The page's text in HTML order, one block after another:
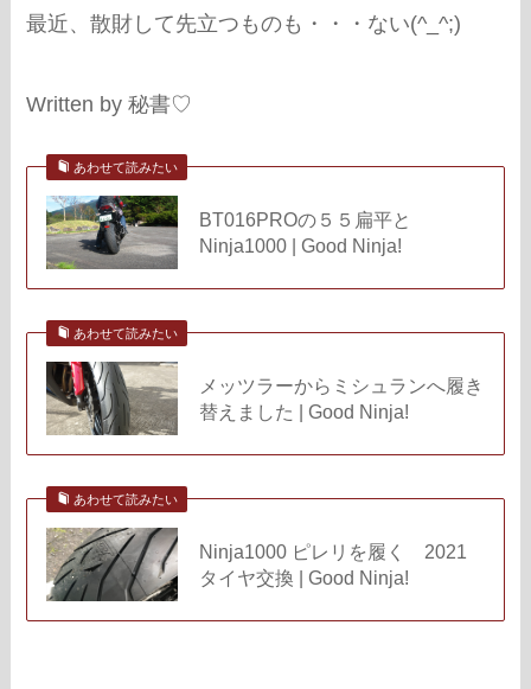
最近、散財して先立つものも・・・ない(^_^;)
Written by 秘書♡
あわせて読みたい
BT016PROの５５扁平と
Ninja1000 | Good Ninja!
あわせて読みたい
メッツラーからミシュランへ履き
替えました | Good Ninja!
あわせて読みたい
Ninja1000 ピレリを履く 2021
タイヤ交換 | Good Ninja!